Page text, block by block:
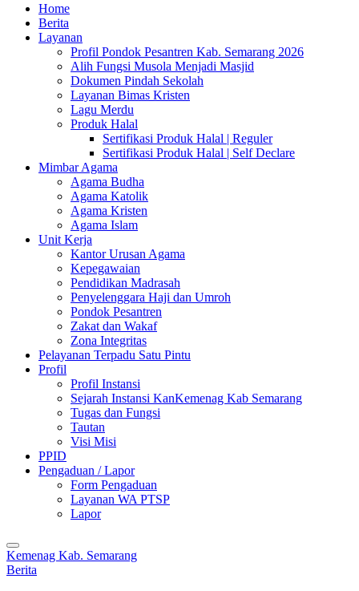
Home
Berita
Layanan
Profil Pondok Pesantren Kab. Semarang 2026
Alih Fungsi Musola Menjadi Masjid
Dokumen Pindah Sekolah
Layanan Bimas Kristen
Lagu Merdu
Produk Halal
Sertifikasi Produk Halal | Reguler
Sertifikasi Produk Halal | Self Declare
Mimbar Agama
Agama Budha
Agama Katolik
Agama Kristen
Agama Islam
Unit Kerja
Kantor Urusan Agama
Kepegawaian
Pendidikan Madrasah
Penyelenggara Haji dan Umroh
Pondok Pesantren
Zakat dan Wakaf
Zona Integritas
Pelayanan Terpadu Satu Pintu
Profil
Profil Instansi
Sejarah Instansi KanKemenag Kab Semarang
Tugas dan Fungsi
Tautan
Visi Misi
PPID
Pengaduan / Lapor
Form Pengaduan
Layanan WA PTSP
Lapor
Kemenag Kab. Semarang
Berita